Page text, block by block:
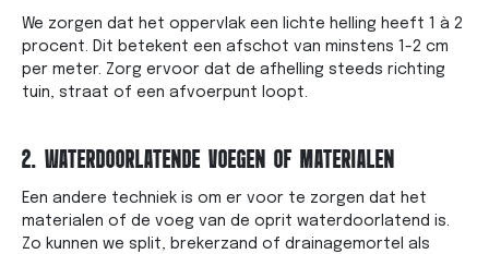
We zorgen dat het oppervlak een lichte helling heeft 1 à 2
procent. Dit betekent een afschot van minstens 1-2 cm
per meter. Zorg ervoor dat de afhelling steeds richting
tuin, straat of een afvoerpunt loopt.
2. WATERDOORLATENDE VOEGEN OF MATERIALEN
Een andere techniek is om er voor te zorgen dat het
materialen of de voeg van de oprit waterdoorlatend is.
Zo kunnen we split, brekerzand of drainagemortel als